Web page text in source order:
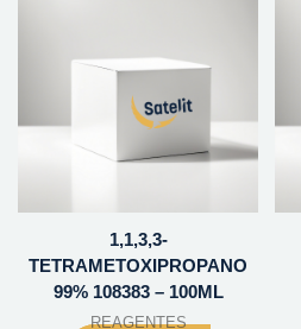
1,1,3,3-
TETRAMETOXIPROPANO
99% 108383 – 100ML
REAGENTES